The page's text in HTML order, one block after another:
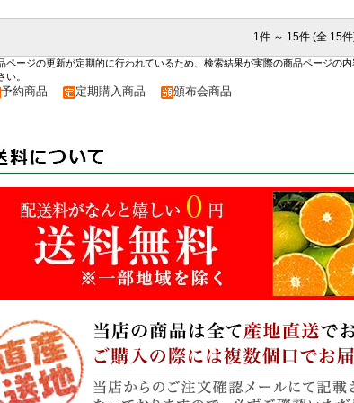
1件 ～ 15件 (全 15
ページの更新が定期的に行われているため、検索結果が実際の商品ページの
い。
予約商品 定期購入商品 頒布会商品